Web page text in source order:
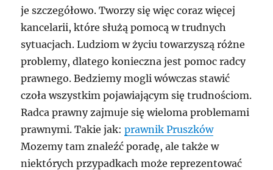
je szczegółowo. Tworzy się więc coraz więcej
kancelarii, które służą pomocą w trudnych
sytuacjach. Ludziom w życiu towarzyszą różne
problemy, dlatego konieczna jest pomoc radcy
prawnego. Bedziemy mogli wówczas stawić
czoła wszystkim pojawiającym się trudnościom.
Radca prawny zajmuje się wieloma problemami
prawnymi. Takie jak:prawnik Pruszków
Mozemy tam znaleźć poradę, ale także w
niektórych przypadkach może reprezentować